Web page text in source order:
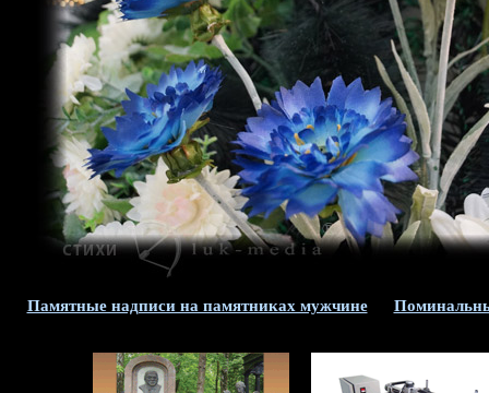
Памятные надписи на памятниках мужчине